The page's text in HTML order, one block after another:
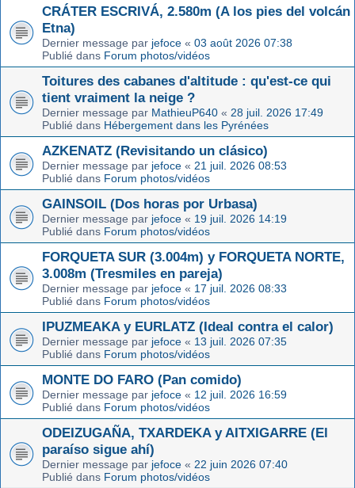
CRÁTER ESCRIVÁ, 2.580m (A los pies del volcán
Etna)
Dernier message par jefoce « 03 août 2026 07:38
Publié dans Forum photos/vidéos
Toitures des cabanes d'altitude : qu'est-ce qui
tient vraiment la neige ?
Dernier message par MathieuP640 « 28 juil. 2026 17:49
Publié dans Hébergement dans les Pyrénées
AZKENATZ (Revisitando un clásico)
Dernier message par jefoce « 21 juil. 2026 08:53
Publié dans Forum photos/vidéos
GAINSOIL (Dos horas por Urbasa)
Dernier message par jefoce « 19 juil. 2026 14:19
Publié dans Forum photos/vidéos
FORQUETA SUR (3.004m) y FORQUETA NORTE,
3.008m (Tresmiles en pareja)
Dernier message par jefoce « 17 juil. 2026 08:33
Publié dans Forum photos/vidéos
IPUZMEAKA y EURLATZ (Ideal contra el calor)
Dernier message par jefoce « 13 juil. 2026 07:35
Publié dans Forum photos/vidéos
MONTE DO FARO (Pan comido)
Dernier message par jefoce « 12 juil. 2026 16:59
Publié dans Forum photos/vidéos
ODEIZUGAÑA, TXARDEKA y AITXIGARRE (El
paraíso sigue ahí)
Dernier message par jefoce « 22 juin 2026 07:40
Publié dans Forum photos/vidéos